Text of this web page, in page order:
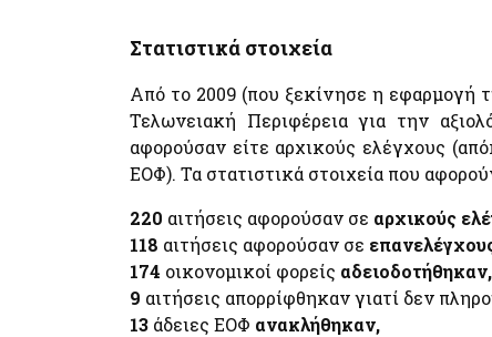
Στατιστικά στοιχεία
Από το 2009 (που ξεκίνησε η εφαρμογή
Τελωνειακή Περιφέρεια για την
αφορούσαν είτε αρχικούς ελέγχους
ΕΟΦ). Τα στατιστικά στοιχεία που
220 αιτήσεις αφορούσαν σε αρχικούς
118 αιτήσεις αφορούσαν σε
174 οικονομικοί φορείς αδειοδοτήθηκαν,
9 αιτήσεις απορρίφθηκαν γιατί δεν
13 άδειες ΕΟΦ ανακλήθηκαν,